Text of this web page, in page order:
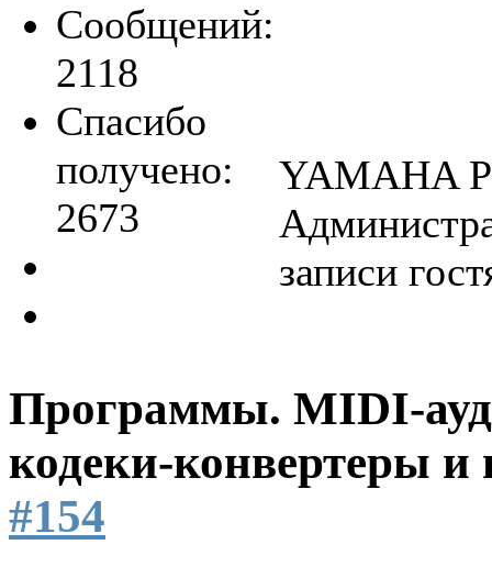
Сообщений:
2118
Спасибо
получено:
2673
YAMAHA
записи
Программы. MIDI-
кодеки-конвертеры
#154